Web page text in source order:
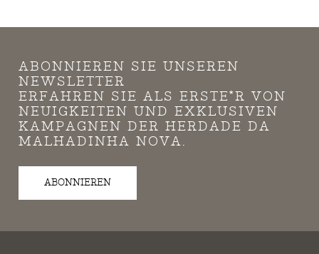
ABONNIEREN SIE UNSEREN
NEWSLETTER
ERFAHREN SIE ALS ERSTE*R VON
NEUIGKEITEN UND EXKLUSIVEN
KAMPAGNEN DER HERDADE DA
MALHADINHA NOVA.
ABONNIEREN